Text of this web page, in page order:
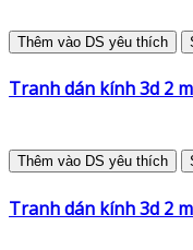
Thêm vào DS yêu thích
Tranh dán kính 3d 2
Thêm vào DS yêu thích
Tranh dán kính 3d 2